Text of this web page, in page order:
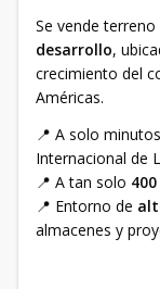
Se vende terreno
desarrollo,
crecimiento del
Américas.
📍 A solo
Internacional de
📍 A tan solo
📍 Entorno de
almacenes y